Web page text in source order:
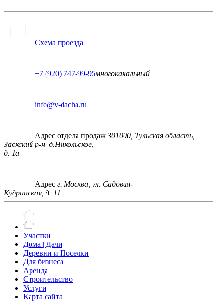
Схема проезда
+7 (920) 747-99-95многоканальный
info@v-dacha.ru
Адрес отдела продаж 301000, Тульская область,
Заокский р-н, д.Никольское,
д. 1а
Адрес г. Москва, ул. Садовая-
Кудринская, д. 11
Участки
Дома | Дачи
Деревни и Поселки
Для бизнеса
Аренда
Строительство
Услуги
Карта сайта